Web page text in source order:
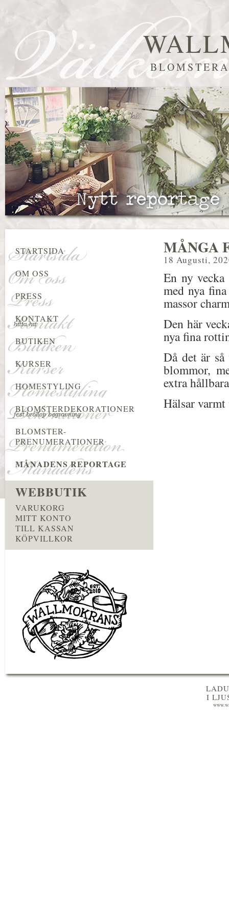
MÅNGA
18 Augusti,
En ny
med nya
massor
Den här
nya fina
Då det är
blommor,
extra
Hälsar
STARTSIDA
OM OSS
PRESS
KONTAKT
BUTIKEN
KURSER
HOMESTYLING
BLOMSTERDEKORATIONER
BLOMSTER-
PRENUMERATIONER
MÅNADENS REPORTAGE
WEBBUTIK
VARUKORG
MITT KONTO
TILL KASSAN
KÖPVILLKOR
I